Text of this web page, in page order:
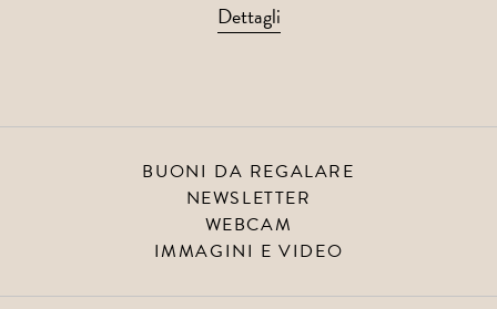
Dettagli
BUONI DA REGALARE
NEWSLETTER
WEBCAM
IMMAGINI E VIDEO